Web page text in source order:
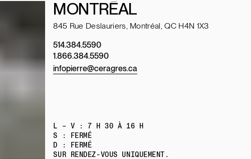
MONTRÉAL
845 Rue Deslauriers, Montréal, QC H4N 1X3
514.384.5590
1.866.384.5590
infopierre@ceragres.ca
L – V : 7 H 30 À 16 H
S : FERMÉ
D : FERMÉ
SUR RENDEZ-VOUS UNIQUEMENT.